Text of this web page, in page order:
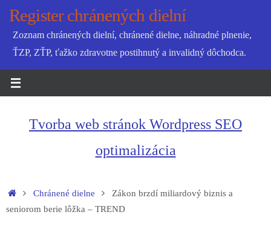
SkipRegister chránených dielní
Zoznam chránených dielní, chránené dielne, náhradné plnenie,
ŤZP, ZŤP, ťažko zdravotne postihnutý a invalidný dôchodca.
Tvorba web stránok Wordpress SEO
optimalizácia
HomeChránené dielne
Zákon brzdí miliardový biznis a
seniorom berie lôžka – TREND